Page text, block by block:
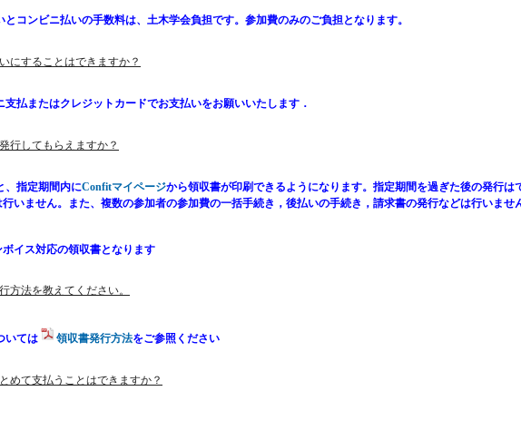
とコンビニ払いの手数料は、土木学会負担です。参加費のみのご負担となります。
にすることはできますか？
支払またはクレジットカードでお支払いをお願いいたします．
行してもらえますか？
、指定期間内にConfitマイページから領収書が印刷できるようになります。指定期間を過ぎた後の発行は
いません。また、複数の参加者の参加費の一括手続き，後払いの手続き，請求書の発行などは行いませ
イス対応の領収書となります
方法を教えてください。
いては 領収書発行方法をご参照ください
めて支払うことはできますか？